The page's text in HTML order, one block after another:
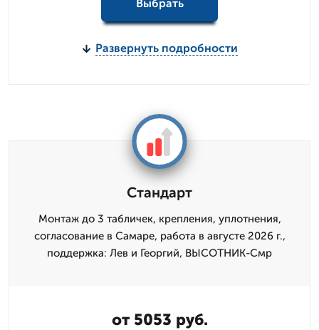
Выбрать
Развернуть подробности
Стандарт
Монтаж до 3 табличек, крепления, уплотнения,
согласование в Самаре, работа в августе 2026 г.,
поддержка: Лев и Георгий, ВЫСОТНИК-Смр
от 5053 руб.